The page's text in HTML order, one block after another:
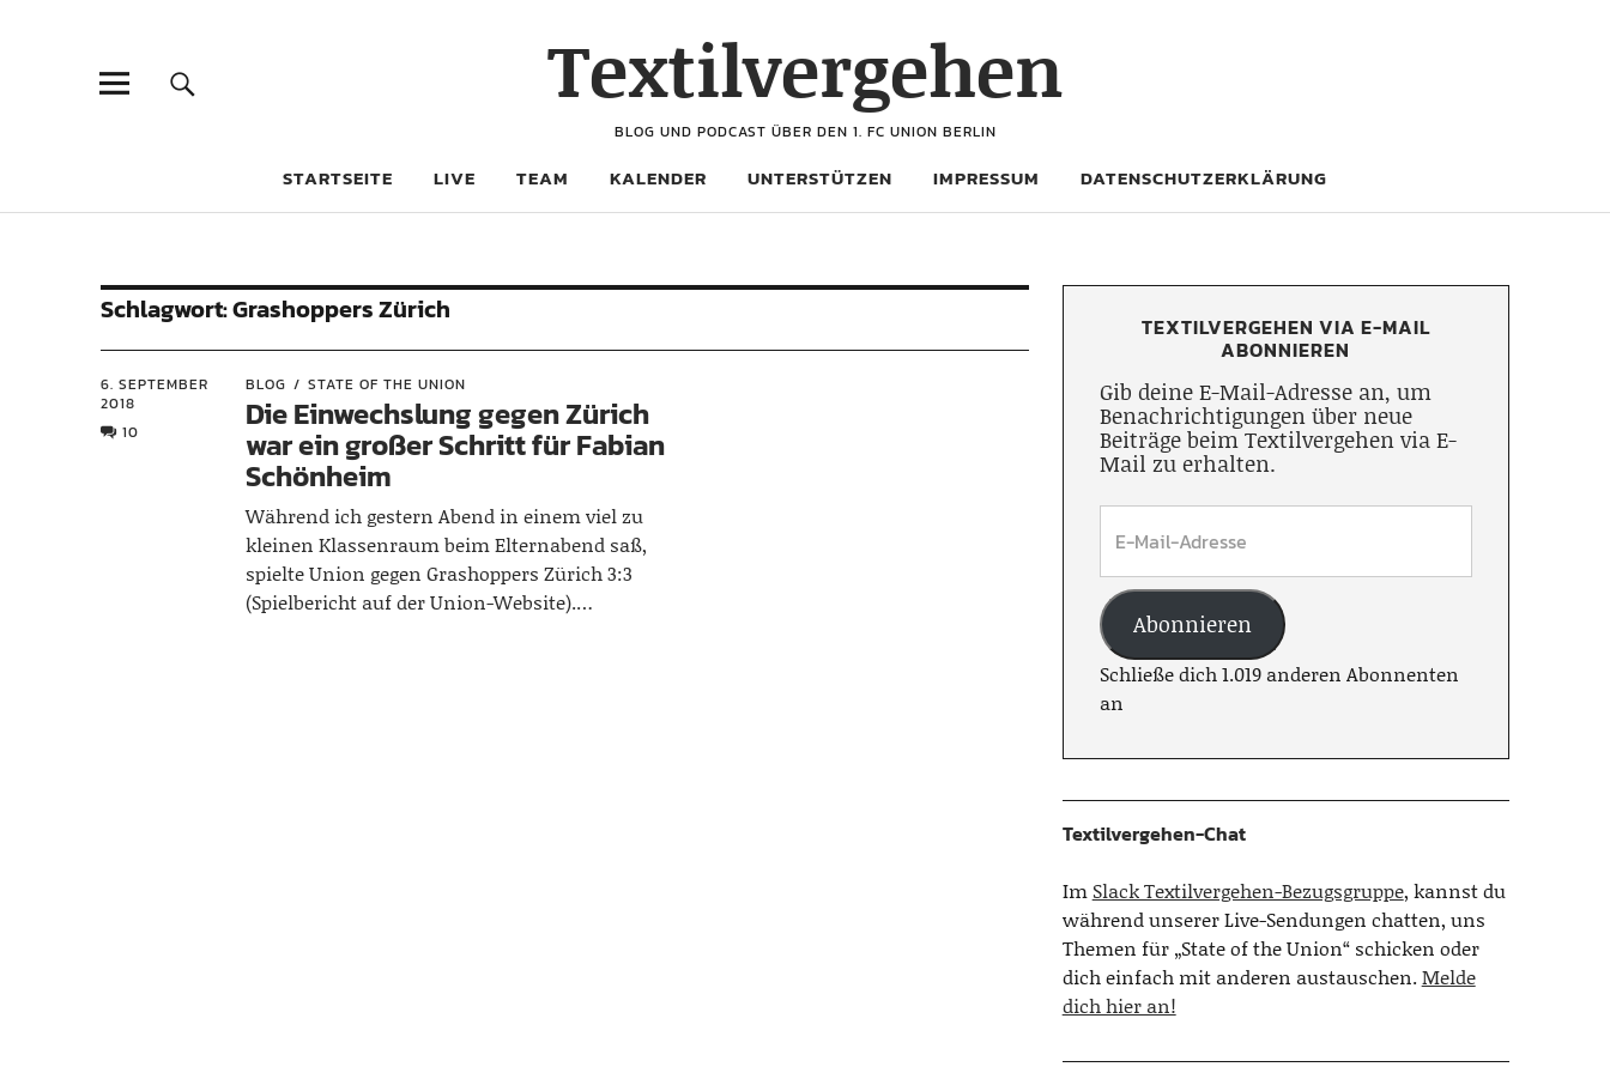
Textilvergehen
BLOG UND PODCAST ÜBER DEN 1. FC UNION BERLIN
STARTSEITE LIVE TEAM KALENDER UNTERSTÜTZEN IMPRESSUM DATENSCHUTZERKLÄRUNG
Schlagwort:Grashoppers Zürich
6. SEPTEMBER
2018
10
BLOG STATE OF THE UNION
Die Einwechslung gegen Zürich
war ein großer Schritt für Fabian
Schönheim
Während ich gestern Abend in einem viel zu
kleinen Klassenraum beim Elternabend saß,
spielte Union gegen Grashoppers Zürich 3:3
(Spielbericht auf der Union-Website).…
TEXTILVERGEHEN VIA E-MAIL
ABONNIEREN
Gib deine E-Mail-Adresse an, um
Benachrichtigungen über neue
Beiträge beim Textilvergehen via E-
Mail zu erhalten.
Abonnieren
Schließe dich 1.019 anderen Abonnenten
an
Textilvergehen-Chat
Im Slack Textilvergehen-Bezugsgruppe, kannst du
während unserer Live-Sendungen chatten, uns
Themen für „State of the Union“ schicken oder
dich einfach mit anderen austauschen.Melde
dich hier an!